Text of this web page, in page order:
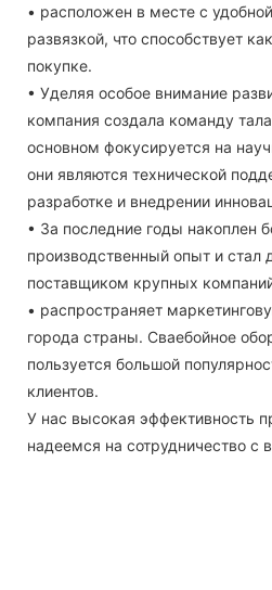
• расположен в месте с
развязкой, что способствует
покупке.
• Уделяя особое внимание
компания создала команду
основном фокусируется на
они являются технической
разработке и внедрении
• За последние годы накоплен
производственный опыт и стал
поставщиком крупных
• распространяет
города страны. Сваебойное
пользуется большой
клиентов.
У нас высокая эффективность
надеемся на сотрудничество с